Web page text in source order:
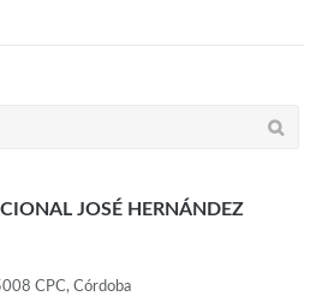
JOSÉ HERNÁNDEZ
CPC, Córdoba